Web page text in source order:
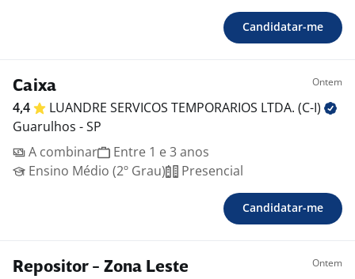
Candidatar-me
Caixa Ontem
4,4 LUANDRE SERVICOS TEMPORARIOS LTDA. (C-I)
Guarulhos - SP
A combinar
Entre 1 e 3 anos
Ensino Médio (2º Grau)
Presencial
Candidatar-me
Repositor - Zona Leste Ontem